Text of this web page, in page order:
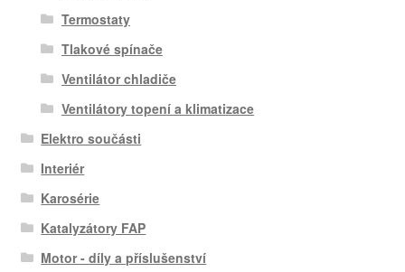
Termostaty
Tlakové spínače
Ventilátor chladiče
Ventilátory topení a klimatizace
Elektro součásti
Interiér
Karosérie
Katalyzátory FAP
Motor - díly a příslušenství